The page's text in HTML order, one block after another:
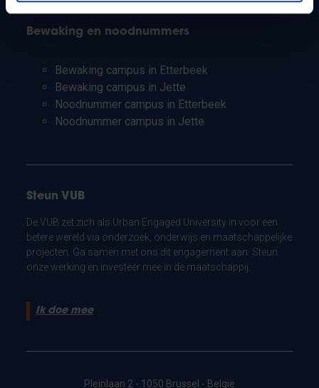
Bewaking en noodnummers
Bewaking campus in Etterbeek
Bewaking campus in Jette
Noodnummer campus in Etterbeek
Noodnummer campus in Jette
Steun VUB
De VUB zet zich als Urban Engaged University in voor een
betere wereld via onderzoek, onderwijs en maatschappelijke
projecten. Ga samen met ons dit engagement aan. Steun
onze werking en investeer mee in de maatschappij.
Ik doe mee
Pleinlaan 2 - 1050 Brussel - België